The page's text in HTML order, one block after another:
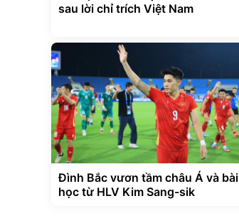
sau lời chỉ trích Việt Nam
Đình Bắc vươn tầm châu Á và bài
học từ HLV Kim Sang-sik